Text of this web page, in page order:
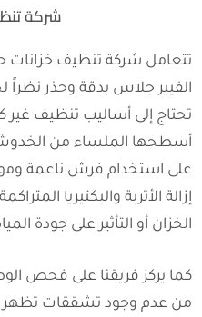
شركة
تتعامل شركة تنظيف خزانات
الفيبر جلاس بدقة وحذر نظراً
تحتاج إلى أساليب تنظيف
أسطحها الملساء من
على استخدام فرش ناعمة
إزالة الأتربة والبكتيريا
الخزان أو التأثير على جودة
كما يركز فريقنا على فحص
من عدم وجود تشققات تظهر